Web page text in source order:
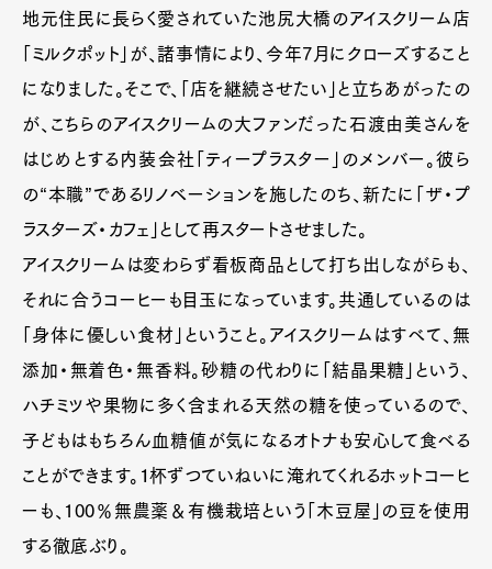
地元住民に長らく愛されていた池尻大橋のアイスクリーム店
「ミルクポット」が、諸事情により、今年7月にクローズすること
になりました。そこで、「店を継続させたい」と立ちあがったの
が、こちらのアイスクリームの大ファンだった石渡由美さんを
はじめとする内装会社「ティープラスター」のメンバー。彼ら
の“本職”であるリノベーションを施したのち、新たに「ザ・プ
ラスターズ・カフェ」として再スタートさせました。
アイスクリームは変わらず看板商品として打ち出しながらも、
それに合うコーヒーも目玉になっています。共通しているのは
「身体に優しい食材」ということ。アイスクリームはすべて、無
添加・無着色・無香料。砂糖の代わりに「結晶果糖」という、
ハチミツや果物に多く含まれる天然の糖を使っているので、
子どもはもちろん血糖値が気になるオトナも安心して食べる
ことができます。１杯ずつていねいに淹れてくれるホットコーヒ
ーも、100％無農薬＆有機栽培という「木豆屋」の豆を使用
する徹底ぶり。